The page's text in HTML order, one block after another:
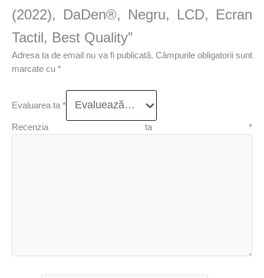
(2022), DaDen®, Negru, LCD, Ecran
Tactil, Best Quality”
Adresa ta de email nu va fi publicată. Câmpurile obligatorii sunt
marcate cu *
Evaluarea ta*
Recenzia ta *